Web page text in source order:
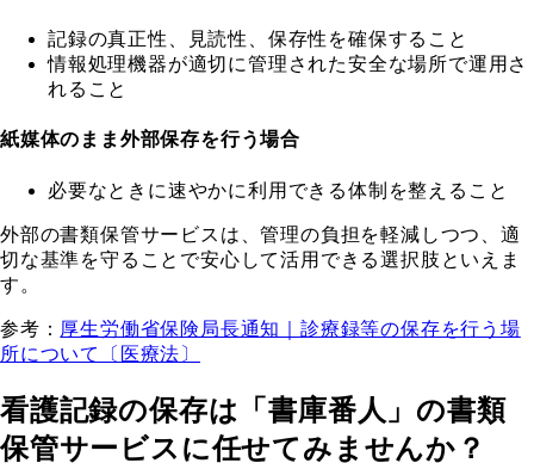
記録の真正性、見読性、保存性を確保すること
情報処理機器が適切に管理された安全な場所で運用さ
れること
紙媒体のまま外部保存を行う場合
必要なときに速やかに利用できる体制を整えること
外部の書類保管サービスは、管理の負担を軽減しつつ、適
切な基準を守ることで安心して活用できる選択肢といえま
す。
参考： 厚生労働省保険局長通知｜診療録等の保存を行う場
所について〔医療法〕
看護記録の保存は「書庫番人」の書類
保管サービスに任せてみませんか？